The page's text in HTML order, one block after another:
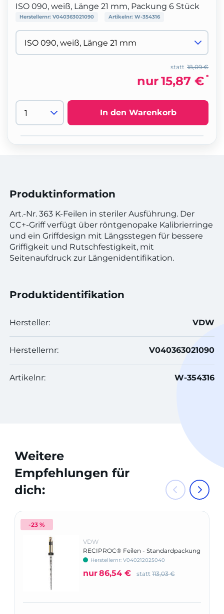
ISO 090, weiß, Länge 21 mm, Packung 6 Stück
Herstellernr: V040363021090 Artikelnr: W-354316
18,09 €
statt
nur15,87 € *
In den Warenkorb
Produktinformation
Art.-Nr. 363 K-Feilen in steriler Ausführung. Der
CC+-Griff verfügt über röntgenopake Kalibrierringe
und ein Griffdesign mit Längsstegen für bessere
Griffigkeit und Rutschfestigkeit, mit
Seitenaufdruck zur Längenidentifikation.
Produktidentifikation
Hersteller: VDW
Herstellernr: V040363021090
Artikelnr: W-354316
Weitere
Empfehlungen für
dich:
-23 %
VDW
RECIPROC® Feilen - Standardpackung
Herstellernr: V040212025040
nur86,54 € statt 113,03 €